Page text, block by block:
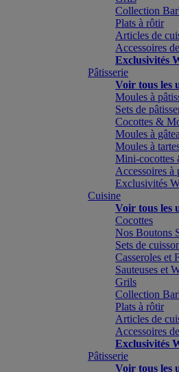
Collection
Plats à rôtir
Articles de
Accessoires
Exclusivités
Pâtisserie
Voir tous les
Moules à
Sets de
Cocottes &
Moules à
Moules à
Mini-cocottes
Accessoires à
Exclusivités
Cuisine
Voir tous les
Cocottes
Nos Boutons
Sets de
Casseroles et
Sauteuses et
Grils
Collection
Plats à rôtir
Articles de
Accessoires
Exclusivités
Pâtisserie
Voir tous les